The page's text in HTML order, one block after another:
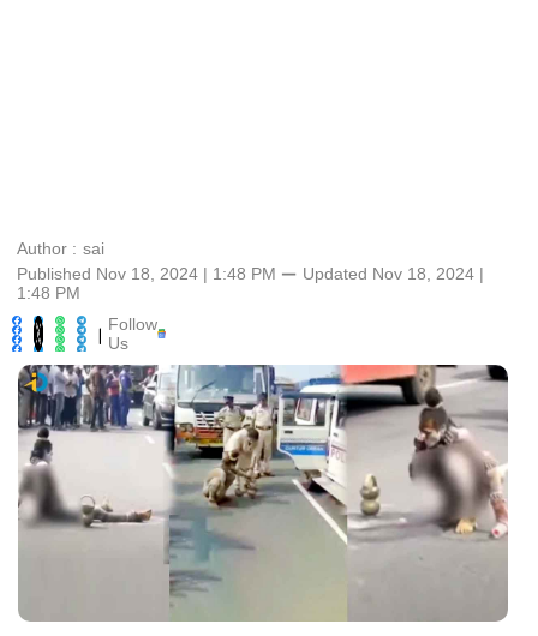
Author : sai
Published Nov 18, 2024 | 1:48 PM ⚊ Updated Nov 18, 2024 |
1:48 PM
| Follow
Us